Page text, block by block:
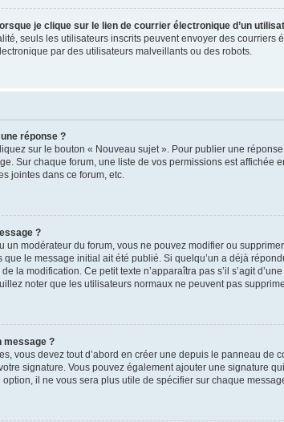
je clique sur le lien de courrier électronique d’un
seuls les utilisateurs inscrits peuvent envoyer des
par des utilisateurs malveillants ou des robots.
réponse ?
sur le bouton « Nouveau sujet ». Pour publier une
Sur chaque forum, une liste de vos permissions est
jointes dans ce forum, etc.
?
un modérateur du forum, vous ne pouvez modifier ou
le message initial ait été publié. Si quelqu’un a déjà
la modification. Ce petit texte n’apparaîtra pas s’il s’agit
noter que les utilisateurs normaux ne peuvent pas
message ?
vous devez tout d’abord en créer une depuis le panneau
signature. Vous pouvez également ajouter une signature
il ne vous sera plus utile de spécifier sur chaque